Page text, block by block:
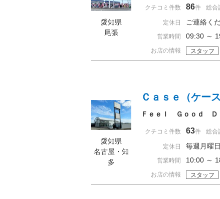
愛知県
尾張
クチコミ件数 86件 総合
定休日 ご連絡く
営業時間 09:30 ～
お店の情報 スタッフ
愛知県
名古屋・知
多
Ｃａｓｅ（ケー
Ｆｅｅｌ Ｇｏｏｄ
クチコミ件数 63件 総合
定休日 毎週月曜
営業時間 10:00 ～
お店の情報 スタッフ